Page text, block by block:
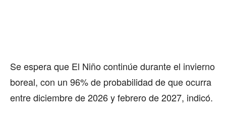
Se espera que El Niño continúe durante el invierno
boreal, con un 96% de probabilidad de que ocurra
entre diciembre de 2026 y febrero de 2027, indicó.